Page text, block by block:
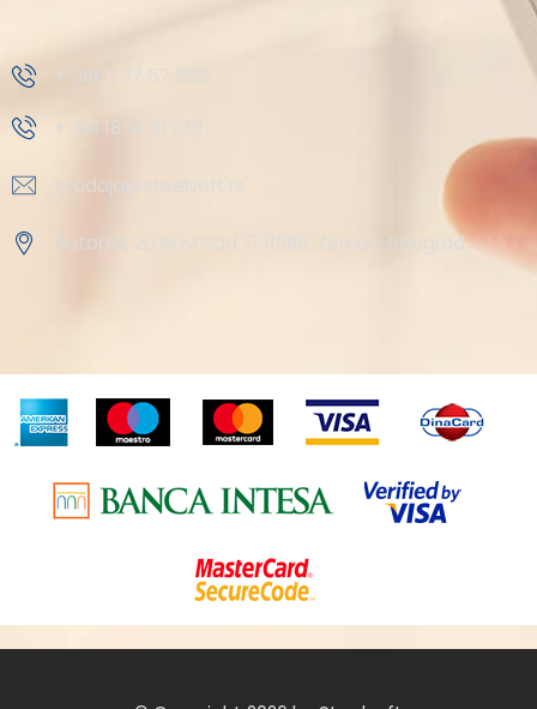
+ 381 11 37 57 555
+ 381 18 41 51 230
prodaja@steelsoft.rs
Autoput za Novi Sad 71 11080, Zemun-Beograd